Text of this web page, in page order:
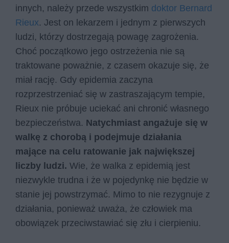
innych, należy przede wszystkim doktor Bernard
Rieux. Jest on lekarzem i jednym z pierwszych
ludzi, którzy dostrzegają powagę zagrożenia.
Choć początkowo jego ostrzeżenia nie są
traktowane poważnie, z czasem okazuje się, że
miał rację. Gdy epidemia zaczyna
rozprzestrzeniać się w zastraszającym tempie,
Rieux nie próbuje uciekać ani chronić własnego
bezpieczeństwa. Natychmiast angażuje się w
walkę z chorobą i podejmuje działania
mające na celu ratowanie jak największej
liczby ludzi. Wie, że walka z epidemią jest
niezwykle trudna i że w pojedynkę nie będzie w
stanie jej powstrzymać. Mimo to nie rezygnuje z
działania, ponieważ uważa, że człowiek ma
obowiązek przeciwstawiać się złu i cierpieniu.